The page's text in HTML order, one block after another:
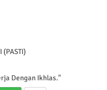
(PASTI)
Dengan Ikhlas."